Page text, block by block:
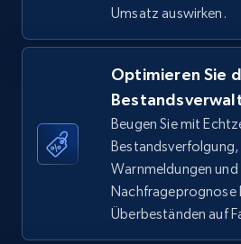
URL, Title, Available,
667+
TikTok Shop - discover
URL, Title, Available,
price, Final price, Discount
Umsatz auswirken.
Optimieren Sie
Beugen Sie mit
Warnmeldungen und
Nachfrageprognose
Überbeständen auf